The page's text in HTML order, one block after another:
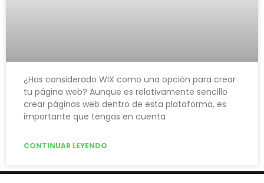
¿Has considerado WIX como una opción para crear
tu página web? Aunque es relativamente sencillo
crear páginas web dentro de esta plataforma, es
importante que tengas en cuenta
CONTINUAR LEYENDO